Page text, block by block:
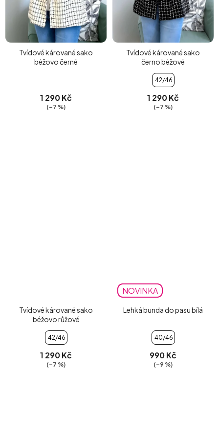
Tvídové kárované sako
béžovo černé
1 290 Kč
(–7 %)
Tvídové kárované sako
černo béžové
42/46
1 290 Kč
(–7 %)
Tvídové kárované sako
béžovo růžové
42/46
1 290 Kč
(–7 %)
NOVINKA
Lehká bunda do pasu bílá
40/46
990 Kč
(–9 %)